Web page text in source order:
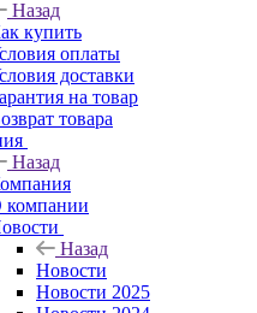
Назад
купить
оплаты
доставки
на товар
товара
Назад
компании
Назад
Новости
Новости 2025